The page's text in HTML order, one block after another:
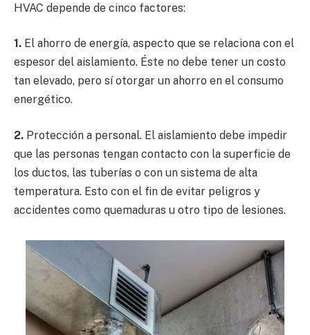
HVAC depende de cinco factores:
1. El ahorro de energía, aspecto que se relaciona con el
espesor del aislamiento. Éste no debe tener un costo
tan elevado, pero sí otorgar un ahorro en el consumo
energético.
2. Protección a personal. El aislamiento debe impedir
que las personas tengan contacto con la superficie de
los ductos, las tuberías o con un sistema de alta
temperatura. Esto con el fin de evitar peligros y
accidentes como quemaduras u otro tipo de lesiones.